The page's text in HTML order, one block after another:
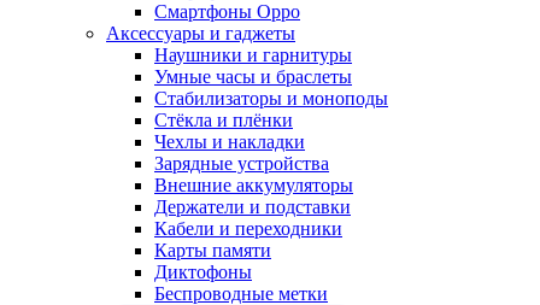
Смартфоны Oppo
Аксессуары и гаджеты
Наушники и гарнитуры
Умные часы и браслеты
Стабилизаторы и моноподы
Стёкла и плёнки
Чехлы и накладки
Зарядные устройства
Внешние аккумуляторы
Держатели и подставки
Кабели и переходники
Карты памяти
Диктофоны
Беспроводные метки